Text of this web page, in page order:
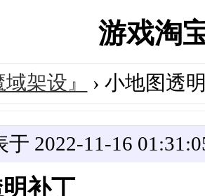
游戏淘
域架设』 › 小地图透
于 2022-11-16
补丁